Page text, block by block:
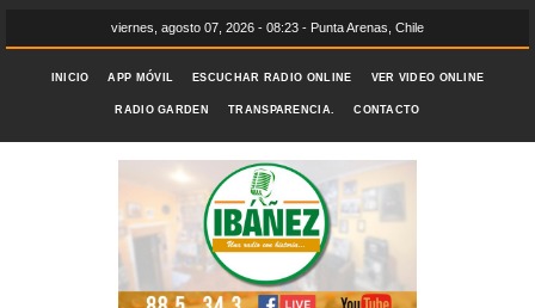
viernes, agosto 07, 2026 - 08:23 - Punta Arenas, Chile
INICIO APP MÓVIL ESCUCHAR RADIO ONLINE VER VIDEO ONLINE
RADIO GARDEN TRANSPARENCIA. CONTACTO